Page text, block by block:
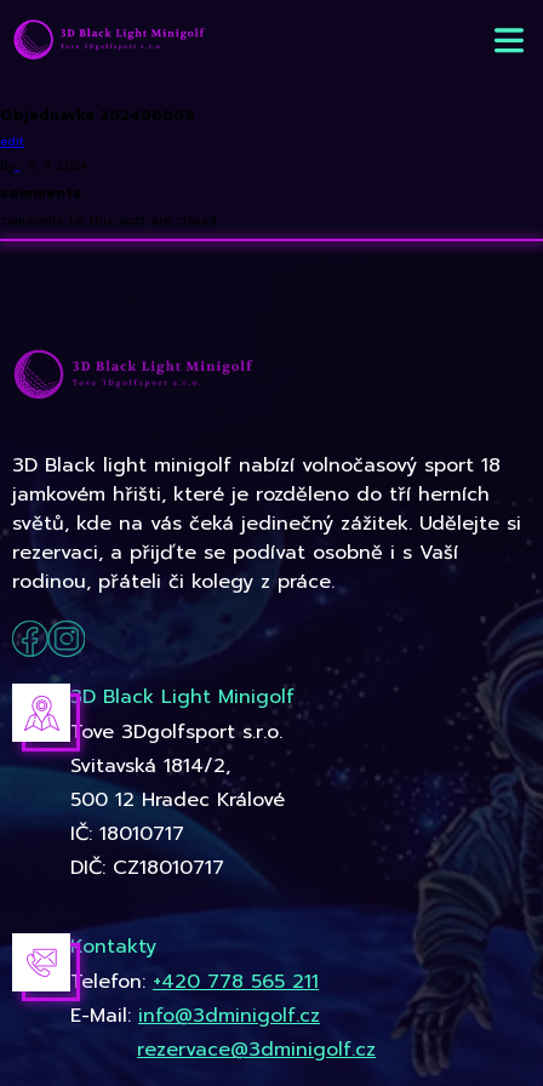
Objednávka 202400009
edit
By • 8. 9. 2024
comments
comments for this post are closed
3D Black light minigolf nabízí volnočasový sport 18
jamkovém hřišti, které je rozděleno do tří herních
světů, kde na vás čeká jedinečný zážitek. Udělejte si
rezervaci, a přijďte se podívat osobně i s Vaší
rodinou, přáteli či kolegy z práce.
3D Black Light Minigolf
Tove 3Dgolfsport s.r.o.
Svitavská 1814/2,
500 12 Hradec Králové
IČ: 18010717
DIČ: CZ18010717
Kontakty
Telefon: +420 778 565 211
E-Mail: info@3dminigolf.cz
rezervace@3dminigolf.cz